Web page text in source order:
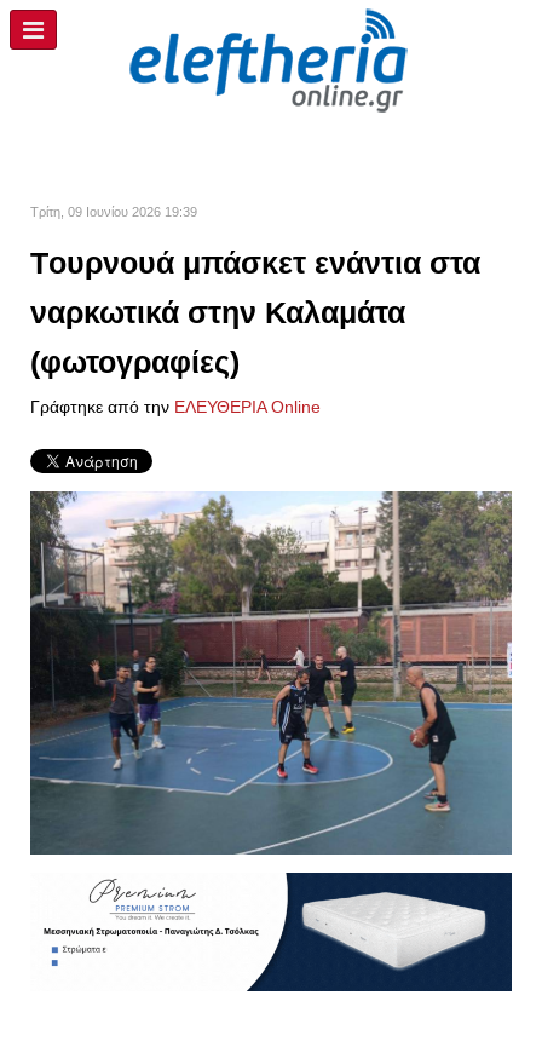
Τρίτη, 09 Ιουνίου 2026 19:39
Tουρνουά μπάσκετ ενάντια στα
ναρκωτικά στην Καλαμάτα
(φωτογραφίες)
Γράφτηκε από την ΕΛΕΥΘΕΡΙΑ Online